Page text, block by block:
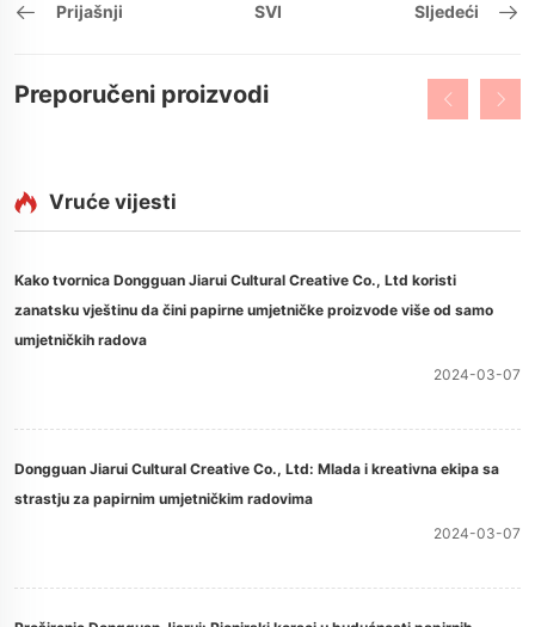
Prijašnji SVI Sljedeći
Preporučeni proizvodi
Vruće vijesti
Kako tvornica Dongguan Jiarui Cultural Creative Co., Ltd koristi
zanatsku vještinu da čini papirne umjetničke proizvode više od samo
umjetničkih radova
2024-03-07
Dongguan Jiarui Cultural Creative Co., Ltd: Mlada i kreativna ekipa sa
strastju za papirnim umjetničkim radovima
2024-03-07